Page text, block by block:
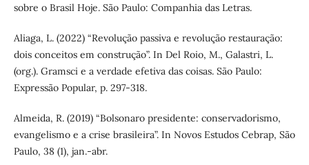
sobre o Brasil Hoje. São Paulo: Companhia das Letras.
Aliaga, L. (2022) “Revolução passiva e revolução restauração:
dois conceitos em construção”. In Del Roio, M., Galastri, L.
(org.). Gramsci e a verdade efetiva das coisas. São Paulo:
Expressão Popular, p. 297-318.
Almeida, R. (2019) “Bolsonaro presidente: conservadorismo,
evangelismo e a crise brasileira”. In Novos Estudos Cebrap, São
Paulo, 38 (1), jan.-abr.